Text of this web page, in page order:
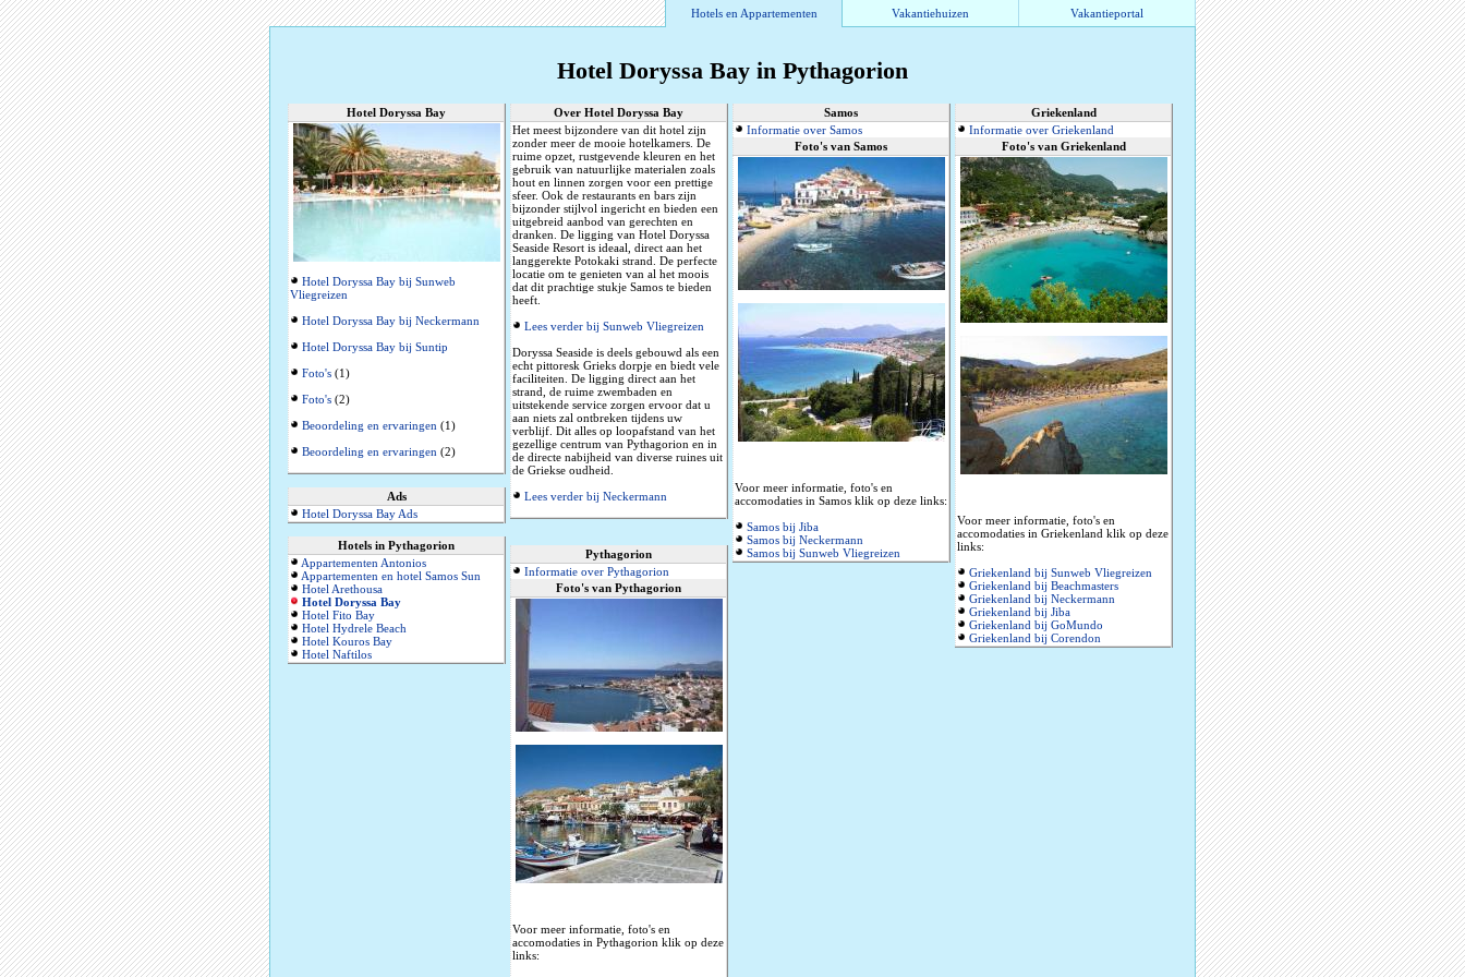
Hotels en Appartementen Vakantiehuizen Vakantieportal
Hotel Doryssa Bay in Pythagorion
Hotel Doryssa Bay
Hotel Doryssa Bay bij Sunweb
Vliegreizen
Hotel Doryssa Bay bij Neckermann
Hotel Doryssa Bay bij Suntip
Foto's (1)
Foto's (2)
Beoordeling en ervaringen (1)
Beoordeling en ervaringen (2)
Ads
Hotel Doryssa Bay Ads
Hotels in Pythagorion
Appartementen Antonios
Appartementen en hotel Samos Sun
Hotel Arethousa
Hotel Doryssa Bay
Hotel Fito Bay
Hotel Hydrele Beach
Hotel Kouros Bay
Hotel Naftilos
Over Hotel Doryssa Bay
Het meest bijzondere van dit hotel zijn
zonder meer de mooie hotelkamers. De
ruime opzet, rustgevende kleuren en het
gebruik van natuurlijke materialen zoals
hout en linnen zorgen voor een prettige
sfeer. Ook de restaurants en bars zijn
bijzonder stijlvol ingericht en bieden een
uitgebreid aanbod van gerechten en
dranken. De ligging van Hotel Doryssa
Seaside Resort is ideaal, direct aan het
langgerekte Potokaki strand. De perfecte
locatie om te genieten van al het moois
dat dit prachtige stukje Samos te bieden
heeft.
Lees verder bij Sunweb Vliegreizen
Doryssa Seaside is deels gebouwd als een
echt pittoresk Grieks dorpje en biedt vele
faciliteiten. De ligging direct aan het
strand, de ruime zwembaden en
uitstekende service zorgen ervoor dat u
aan niets zal ontbreken tijdens uw
verblijf. Dit alles op loopafstand van het
gezellige centrum van Pythagorion en in
de directe nabijheid van diverse ruines uit
de Griekse oudheid.
Lees verder bij Neckermann
Pythagorion
Informatie over Pythagorion
Foto's van Pythagorion
Voor meer informatie, foto's en
accomodaties in Pythagorion klik op deze
links:
Samos
Informatie over Samos
Foto's van Samos
Voor meer informatie, foto's en
accomodaties in Samos klik op deze links:
Samos bij Jiba
Samos bij Neckermann
Samos bij Sunweb Vliegreizen
Griekenland
Informatie over Griekenland
Foto's van Griekenland
Voor meer informatie, foto's en
accomodaties in Griekenland klik op deze
links:
Griekenland bij Sunweb Vliegreizen
Griekenland bij Beachmasters
Griekenland bij Neckermann
Griekenland bij Jiba
Griekenland bij GoMundo
Griekenland bij Corendon